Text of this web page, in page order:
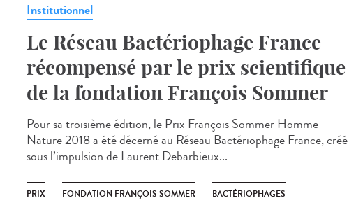
Institutionnel
Le Réseau Bactériophage France
récompensé par le prix scientifique
de la fondation François Sommer
Pour sa troisième édition, le Prix François Sommer Homme
Nature 2018 a été décerné au Réseau Bactériophage France, créé
sous l’impulsion de Laurent Debarbieux...
PRIX FONDATION FRANÇOIS SOMMER BACTÉRIOPHAGES